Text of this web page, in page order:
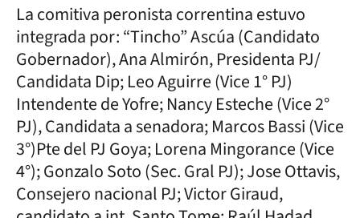
La comitiva peronista correntina estuvo
integrada por: “Tincho” Ascúa (Candidato
Gobernador), Ana Almirón, Presidenta PJ/
Candidata Dip; Leo Aguirre (Vice 1° PJ)
Intendente de Yofre; Nancy Esteche (Vice 2°
PJ), Candidata a senadora; Marcos Bassi (Vice
3°)Pte del PJ Goya; Lorena Mingorance (Vice
4°); Gonzalo Soto (Sec. Gral PJ); Jose Ottavis,
Consejero nacional PJ; Victor Giraud,